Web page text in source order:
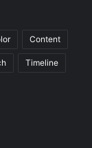
Content
Timeline